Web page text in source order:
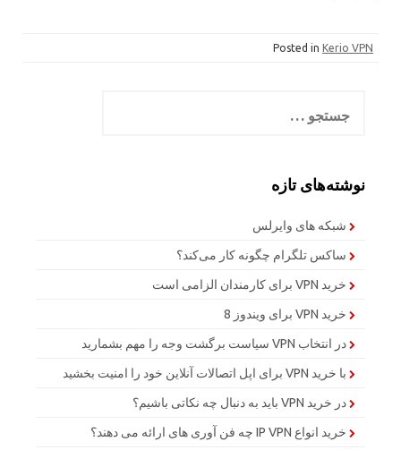
Posted in Kerio VPN
برای:
نوشته‌های تازه
شبکه های وایرلس
ساکس تلگرام چگونه کار می‌کند؟
خرید VPN برای کارمندان الزامی است
خرید VPN برای ویندوز 8
در انتخاب VPN سیاست برگشت وجه را مهم بشمارید
با خرید VPN برای اپل اتصالات آنلاین خود را امنیت بخشید
در خرید VPN باید به دنبال چه نکاتی باشیم؟
خرید انواع IP VPN چه فن آوری های ارائه می دهند؟